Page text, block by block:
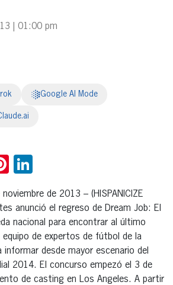
| 01:00 pm
Google AI Mode
Pinterest
de 2013 – (HISPANICIZE
anunció el regreso de Dream Job: El
nacional para encontrar al último
equipo de expertos de fútbol de la
informar desde mayor escenario del
2014. El concurso empezó el 3 de
de casting en Los Angeles. A partir